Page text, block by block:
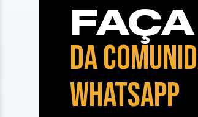
DA
WHATSAPP